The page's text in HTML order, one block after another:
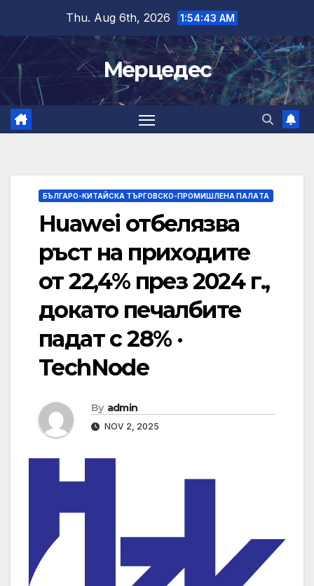
content
Thu. Aug 6th, 2026 1:54:44 AM
Мерцедес
БЪЛГАРО-КИТАЙСКА ТЪРГОВСКО-ПРОМИШЛЕНА ПАЛAТА
Huawei отбелязва
ръст на приходите
от 22,4% през 2024 г.,
докато печалбите
падат с 28% ·
TechNode
By admin
NOV 2, 2025